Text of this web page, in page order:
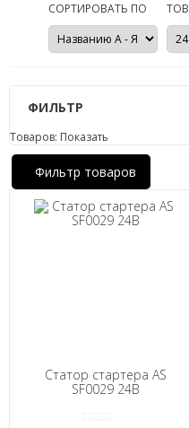
СОРТИРОВАТЬ ПО
ФИЛЬТР
Товаров: Показать
Фильтр товаров
Статор стартера AS
SF0029 24В